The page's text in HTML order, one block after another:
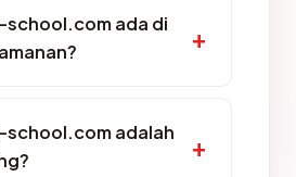
school.com ada di
school.com adalah